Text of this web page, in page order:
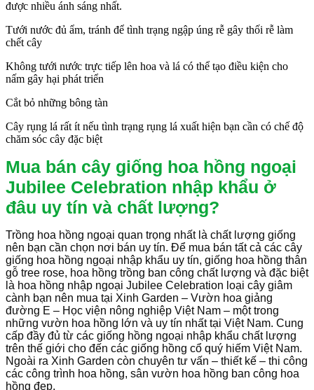
được nhiều ánh sáng nhất.
Tưới nước đủ ẩm, tránh để tình trạng ngập úng rễ gây thối rễ làm
chết cây
Không tưới nước trực tiếp lên hoa và lá có thể tạo điều kiện cho
nấm gây hại phát triển
Cắt bỏ những bông tàn
Cây rụng lá rất ít nếu tình trạng rụng lá xuất hiện bạn cần có chế độ
chăm sóc cây đặc biệt
Mua bán cây giống hoa hồng ngoại
Jubilee Celebration nhập khẩu ở
đâu uy tín và chất lượng?
Trồng hoa hồng ngoại quan trọng nhất là chất lượng giống
nên bạn cần chọn nơi bán uy tín. Để mua bán tất cả các cây
giống hoa hồng ngoại nhập khẩu uy tín, giống hoa hồng thân
gỗ tree rose, hoa hồng trồng ban công chất lượng và đặc biệt
là hoa hồng nhập ngoại Jubilee Celebration loại cây giâm
cành bạn nên mua tại Xinh Garden – Vườn hoa giảng
đường E – Học viện nông nghiệp Việt Nam – một trong
những vườn hoa hồng lớn và uy tín nhất tại Việt Nam. Cung
cấp đầy đủ từ các giống hồng ngoại nhập khẩu chất lượng
trên thế giới cho đến các giống hồng cổ quý hiếm Việt Nam.
Ngoài ra Xinh Garden còn chuyên tư vấn – thiết kế – thi công
các công trình hoa hồng, sân vườn hoa hồng ban công hoa
hồng đẹp.